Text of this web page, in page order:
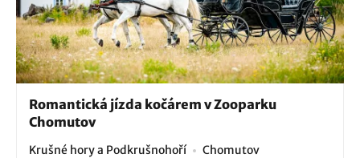
Romantická jízda kočárem v Zooparku
Chomutov
Krušné hory a Podkrušnohoří Chomutov